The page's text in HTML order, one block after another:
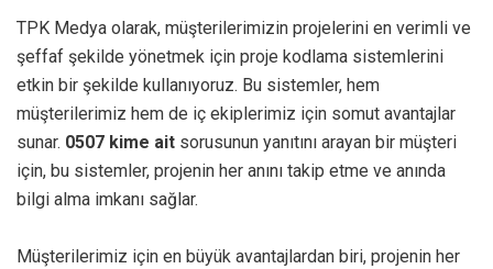
TPK Medya olarak, müşterilerimizin projelerini en verimli ve
şeffaf şekilde yönetmek için proje kodlama sistemlerini
etkin bir şekilde kullanıyoruz. Bu sistemler, hem
müşterilerimiz hem de iç ekiplerimiz için somut avantajlar
sunar. 0507 kime ait sorusunun yanıtını arayan bir müşteri
için, bu sistemler, projenin her anını takip etme ve anında
bilgi alma imkanı sağlar.
Müşterilerimiz için en büyük avantajlardan biri, projenin her